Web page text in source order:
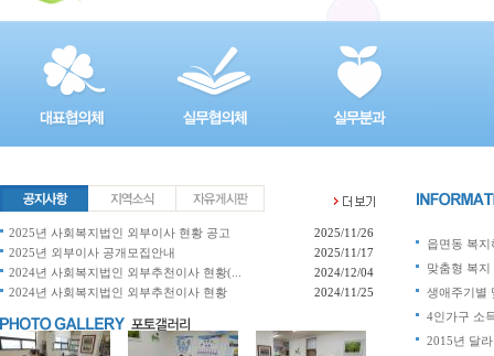
2025년 사회복지법인 외부이사 현황 공고
2025/11/26
2025년 외부이사 공개모집안내
2025/11/17
2024년 사회복지법인 외부추천이사 현황(...
2024/12/04
2024년 사회복지법인 외부추천이사 현황
2024/11/25
읍면동 복
맞춤형 복지
생애주기별
4인가구 소
2015년 달